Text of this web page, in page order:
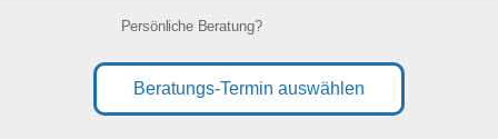
Beratungs-Termin auswählen
Persönliche Beratung?